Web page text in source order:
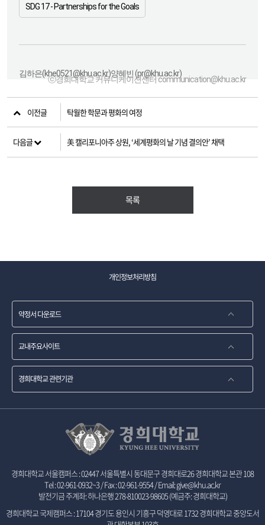
SDG 17 - Partnerships for the Goals
김하은(khe0521@khu.ac.kr)양혜빈 (pr@khu.ac.kr)
ⓒ경희대학교 커뮤니케이션센터 communication@khu.ac.kr
이전글 탁월한 학문과 평화의 여정
다음글 美 캘리포니아주 상원, ‘세계평화의 날 기념 결의안’ 채택
목록
개인정보처리방침
약정서 다운로드
경희대학교 서울캠퍼스 : 02447 서울특별시 동대문구 경희대로26 경희대학교 본관 108
Tel : 02-961-0932~3 / Fax : 02-961-9554 / Email: give@khu.ac.kr
발전기금 주계좌: 하나은행 278-810023-98605 (예금주: 경희대학교)
경희대학교 국제캠퍼스 : 17104 경기도 용인시 기흥구 덕영대로 1732 경희대학교 중앙도서